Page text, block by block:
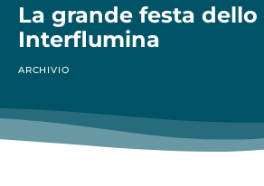
La grande festa
Interflumina
ARCHIVIO